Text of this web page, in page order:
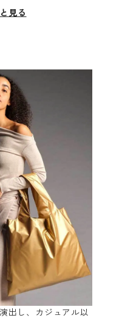
見る
出し、カジュアル以